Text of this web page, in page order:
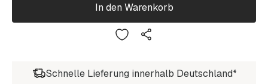
In den Warenkorb
Schnelle Lieferung innerhalb Deutschland*